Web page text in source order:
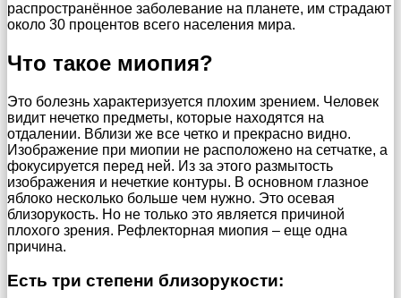
распространённое заболевание на планете, им страдают
около 30 процентов всего населения мира.
Что такое миопия?
Это болезнь характеризуется плохим зрением. Человек
видит нечетко предметы, которые находятся на
отдалении. Вблизи же все четко и прекрасно видно.
Изображение при миопии не расположено на сетчатке, а
фокусируется перед ней. Из за этого размытость
изображения и нечеткие контуры. В основном глазное
яблоко несколько больше чем нужно. Это осевая
близорукость. Но не только это является причиной
плохого зрения. Рефлекторная миопия – еще одна
причина.
Есть три степени близорукости: